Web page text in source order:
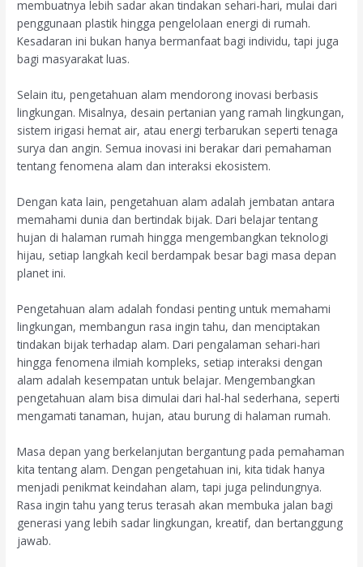
membuatnya lebih sadar akan tindakan sehari-hari, mulai dari
penggunaan plastik hingga pengelolaan energi di rumah.
Kesadaran ini bukan hanya bermanfaat bagi individu, tapi juga
bagi masyarakat luas.
Selain itu, pengetahuan alam mendorong inovasi berbasis
lingkungan. Misalnya, desain pertanian yang ramah lingkungan,
sistem irigasi hemat air, atau energi terbarukan seperti tenaga
surya dan angin. Semua inovasi ini berakar dari pemahaman
tentang fenomena alam dan interaksi ekosistem.
Dengan kata lain, pengetahuan alam adalah jembatan antara
memahami dunia dan bertindak bijak. Dari belajar tentang
hujan di halaman rumah hingga mengembangkan teknologi
hijau, setiap langkah kecil berdampak besar bagi masa depan
planet ini.
Pengetahuan alam adalah fondasi penting untuk memahami
lingkungan, membangun rasa ingin tahu, dan menciptakan
tindakan bijak terhadap alam. Dari pengalaman sehari-hari
hingga fenomena ilmiah kompleks, setiap interaksi dengan
alam adalah kesempatan untuk belajar. Mengembangkan
pengetahuan alam bisa dimulai dari hal-hal sederhana, seperti
mengamati tanaman, hujan, atau burung di halaman rumah.
Masa depan yang berkelanjutan bergantung pada pemahaman
kita tentang alam. Dengan pengetahuan ini, kita tidak hanya
menjadi penikmat keindahan alam, tapi juga pelindungnya.
Rasa ingin tahu yang terus terasah akan membuka jalan bagi
generasi yang lebih sadar lingkungan, kreatif, dan bertanggung
jawab.